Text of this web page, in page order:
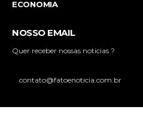
ECONOMIA
NOSSO EMAIL
Quer receber nossas noticias ?